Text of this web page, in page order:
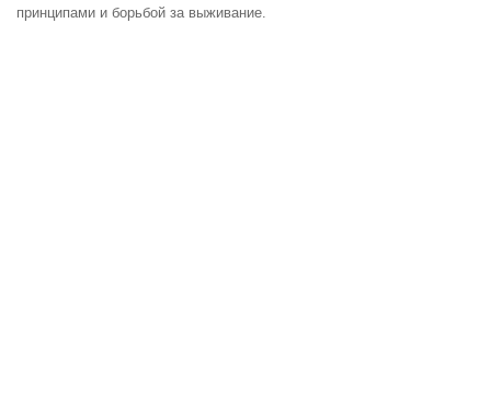
принципами и борьбой за выживание.